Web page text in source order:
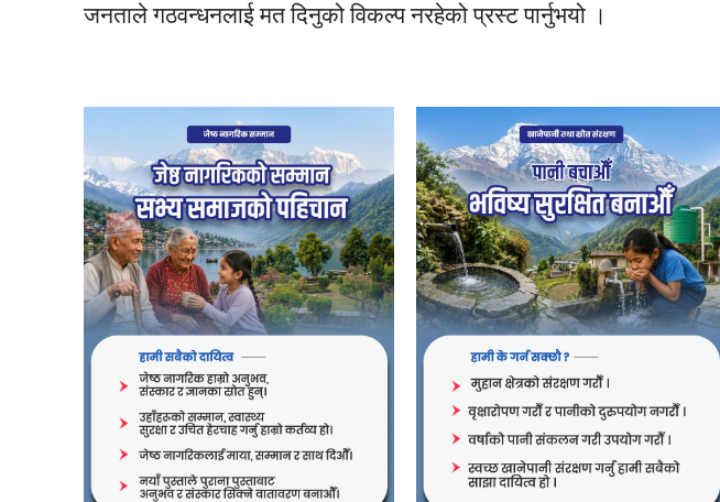
जनताले गठवन्धनलाई मत दिनुको विकल्प नरहेको प्रस्ट पार्नुभयो ।